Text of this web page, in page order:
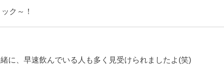
ク～！
に、早速飲んでいる人も多く見受けられましたよ(笑)